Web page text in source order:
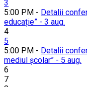
3
5:00 PM - Detalii
educație” - 3 aug.
4
5
5:00 PM - Detalii
mediul școlar” - 5 aug.
6
7